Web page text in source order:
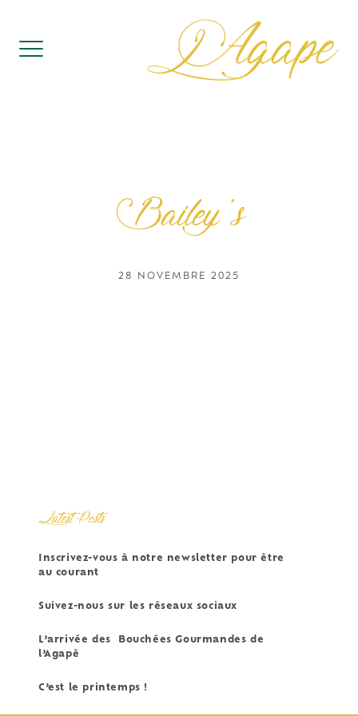
Bailey’s
28 NOVEMBRE 2025
Latest Posts
Inscrivez-vous à notre newsletter pour être
au courant
Suivez-nous sur les réseaux sociaux
L’arrivée des Bouchées Gourmandes de
l’Agapè
C’est le printemps !